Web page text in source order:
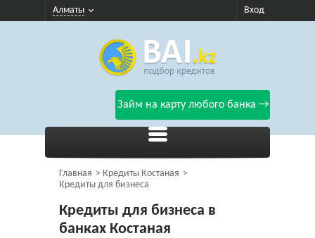
Алматы Вход
Займ на карту любого банка →
Главная
Кредиты Костаная
Кредиты для бизнеса
Кредиты для бизнеса в
банках Костаная